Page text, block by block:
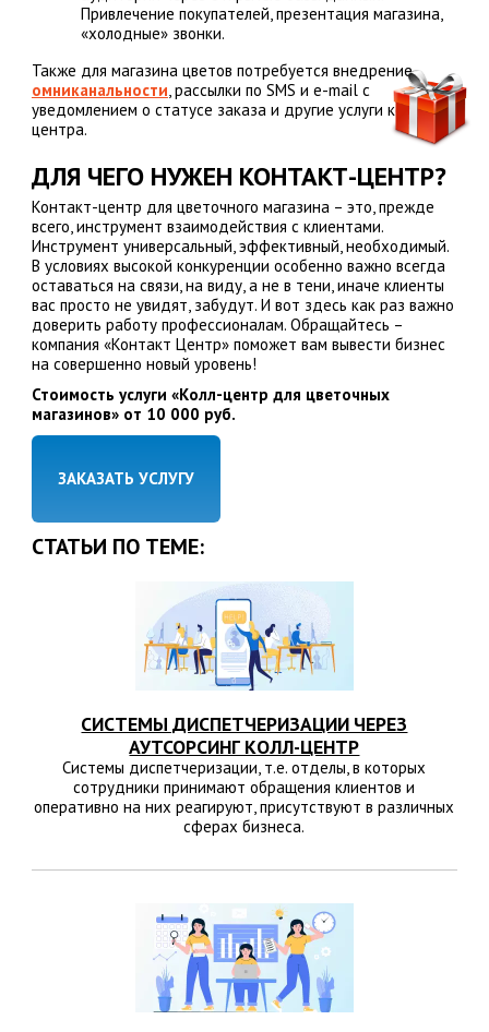
Привлечение покупателей, презентация магазина,
«холодные» звонки.
Также для магазина цветов потребуется внедрение
омниканальности, рассылки по SMS и e-mail с
уведомлением о статусе заказа и другие услуги контакт-
центра.
ДЛЯ ЧЕГО НУЖЕН КОНТАКТ-ЦЕНТР?
Контакт-центр для цветочного магазина – это, прежде
всего, инструмент взаимодействия с клиентами.
Инструмент универсальный, эффективный, необходимый.
В условиях высокой конкуренции особенно важно всегда
оставаться на связи, на виду, а не в тени, иначе клиенты
вас просто не увидят, забудут. И вот здесь как раз важно
доверить работу профессионалам. Обращайтесь –
компания «Контакт Центр» поможет вам вывести бизнес
на совершенно новый уровень!
Стоимость услуги «Колл-центр для цветочных
магазинов» от 10 000 руб.
ЗАКАЗАТЬ УСЛУГУ
СТАТЬИ ПО ТЕМЕ:
СИСТЕМЫ ДИСПЕТЧЕРИЗАЦИИ ЧЕРЕЗ
АУТСОРСИНГ КОЛЛ-ЦЕНТР
Системы диспетчеризации, т.е. отделы, в которых
сотрудники принимают обращения клиентов и
оперативно на них реагируют, присутствуют в различных
сферах бизнеса.